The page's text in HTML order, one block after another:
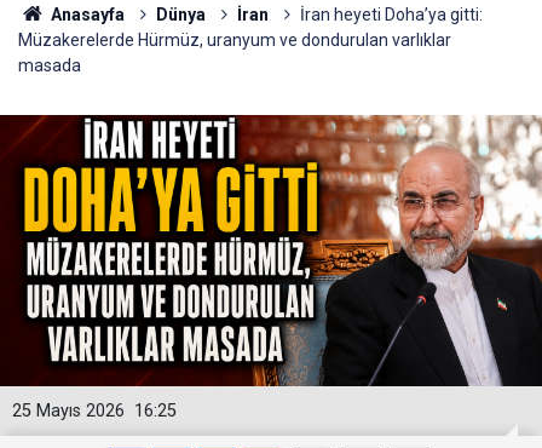
Anasayfa Dünya İran
İran heyeti Doha’ya gitti:
Müzakerelerde Hürmüz, uranyum ve dondurulan varlıklar
masada
16:25
25 Mayıs 2026